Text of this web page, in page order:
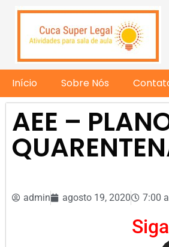
Início Sobre Nós
AEE –
admin agosto 19, 2020 7:00